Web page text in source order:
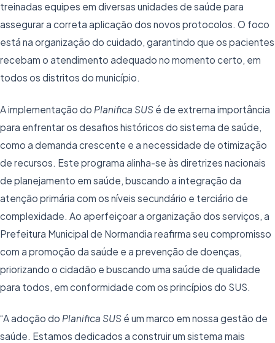
treinadas equipes em diversas unidades de saúde para
assegurar a correta aplicação dos novos protocolos. O foco
está na organização do cuidado, garantindo que os pacientes
recebam o atendimento adequado no momento certo, em
todos os distritos do município.
A implementação do Planifica SUS é de extrema importância
para enfrentar os desafios históricos do sistema de saúde,
como a demanda crescente e a necessidade de otimização
de recursos. Este programa alinha-se às diretrizes nacionais
de planejamento em saúde, buscando a integração da
atenção primária com os níveis secundário e terciário de
complexidade. Ao aperfeiçoar a organização dos serviços, a
Prefeitura Municipal de Normandia reafirma seu compromisso
com a promoção da saúde e a prevenção de doenças,
priorizando o cidadão e buscando uma saúde de qualidade
para todos, em conformidade com os princípios do SUS.
“A adoção do Planifica SUS é um marco em nossa gestão de
saúde. Estamos dedicados a construir um sistema mais